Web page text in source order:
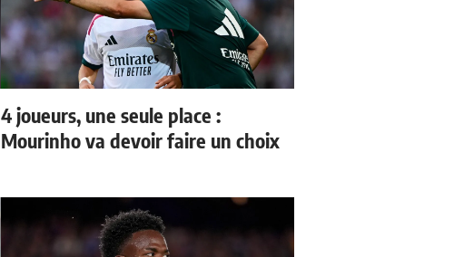
4 joueurs, une seule place :
Mourinho va devoir faire un choix